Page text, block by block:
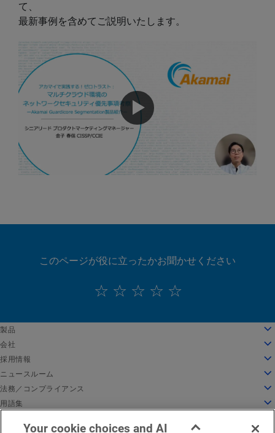
て、
最新事例を含めてご説明いたします。
このページが役に立ったかお聞かせください
製品
クラウドコンピューティング
セキュリティ
すべての製品とトライアル
グローバルサービス
会社
会社情報
リーダーシップ
受賞歴
取締役会
イノベーションのためのインフラ
採用情報
Akamai で働く
学生と新卒者
インクルーシブな職場環境
求人情報を検索
ニュースルーム
ニュースルーム
プレスリリース
Akamai 関連ニュース
メディア向けリソース
法務／コンプライアンス
法務
情報セキュリティコンプライアンス
Privacy Trust Center
用語集
API セキュリティとは
CDN とは
Deutsch
Español
Français
Italiano
Português
中文
日本語Your cookie choices and AI